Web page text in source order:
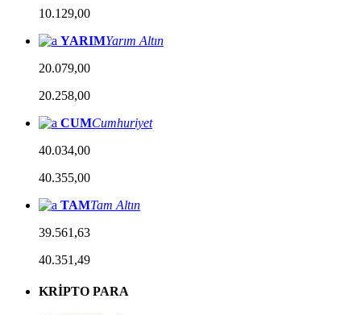
10.129,00
YARIMYarım Altın
20.079,00
20.258,00
CUMCumhuriyet
40.034,00
40.355,00
TAMTam Altın
39.561,63
40.351,49
KRİPTO PARA